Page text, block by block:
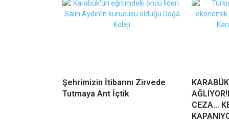
Şehrimizin İtibarını Zirvede
Tutmaya Ant İçtik
CEZA…